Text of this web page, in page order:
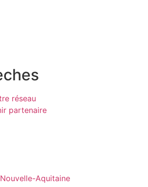
réseau
partenaire
Nouvelle-Aquitaine